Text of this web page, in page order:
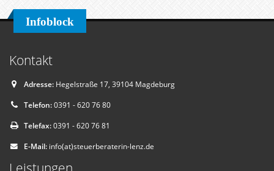
Infoblock
Kontakt
Adresse: Hegelstraße 17, 39104 Magdeburg
Telefon:0391 - 620 76 80
Telefax:0391 - 620 76 81
E-Mail: info(at)steuerberaterin-lenz.de